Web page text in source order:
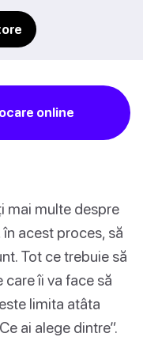
online
mai multe despre
acest proces, să
Tot ce trebuie să
îi va face să
limita atâta
ai alege dintre”.